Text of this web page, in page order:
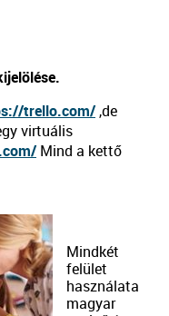
trello.com/,de
virtuális
Mind a kettő
Mindkét
felület
használata
magyar